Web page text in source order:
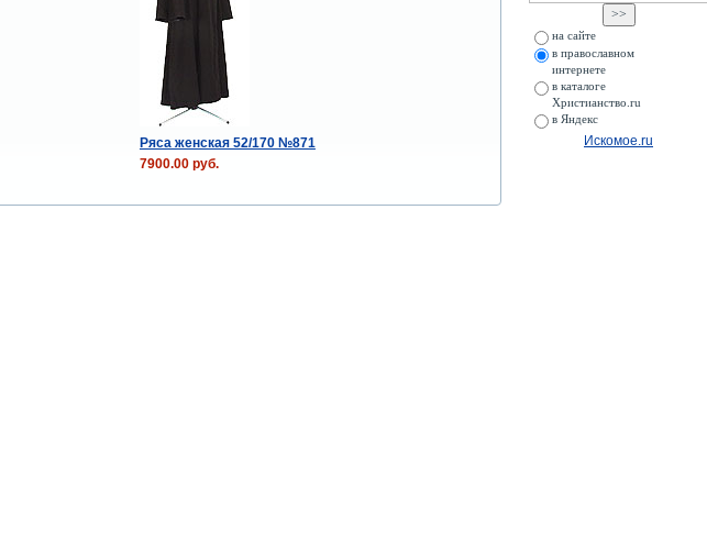
Ряса женская 52/170 №871
7900.00 руб.
на сайте
в православном
интернете
в каталоге
Христианство.ru
в Яндекс
Искомое.ru